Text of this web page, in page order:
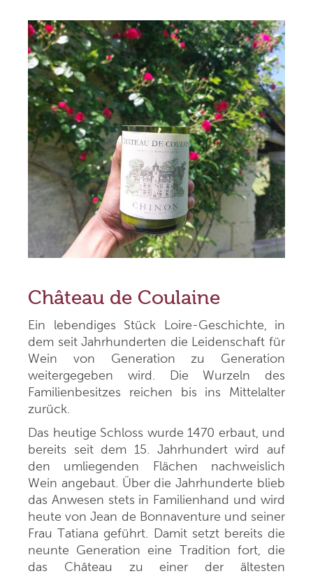
Château de Coulaine
Ein lebendiges Stück Loire-Geschichte, in
dem seit Jahrhunderten die Leidenschaft für
Wein von Generation zu Generation
weitergegeben wird. Die Wurzeln des
Familienbesitzes reichen bis ins Mittelalter
zurück.
Das heutige Schloss wurde 1470 erbaut, und
bereits seit dem 15. Jahrhundert wird auf
den umliegenden Flächen nachweislich
Wein angebaut. Über die Jahrhunderte blieb
das Anwesen stets in Familienhand und wird
heute von Jean de Bonnaventure und seiner
Frau Tatiana geführt. Damit setzt bereits die
neunte Generation eine Tradition fort, die
das Château zu einer der ältesten